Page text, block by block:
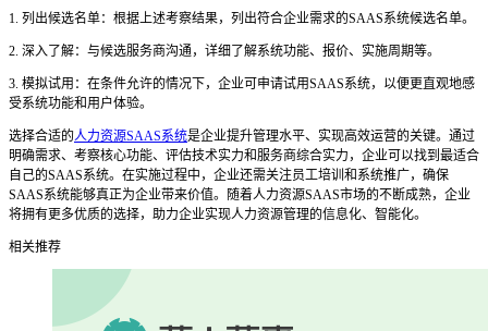
1. 列出候选名单：根据上述考察结果，列出符合企业需求的SAAS系统候选名单。
2. 深入了解：与候选服务商沟通，详细了解系统功能、报价、实施周期等。
3. 模拟试用：在条件允许的情况下，企业可申请试用SAAS系统，以便更直观地感
受系统功能和用户体验。
选择合适的人力资源SAAS系统是企业提升管理水平、实现高效运营的关键。通过
明确需求、考察核心功能、评估技术实力和服务商综合实力，企业可以找到最适合
自己的SAAS系统。在实施过程中，企业还需关注员工培训和系统推广，确保
SAAS系统能够真正为企业带来价值。随着人力资源SAAS市场的不断成熟，企业
将拥有更多优质的选择，助力企业实现人力资源管理的信息化、智能化。
相关推荐